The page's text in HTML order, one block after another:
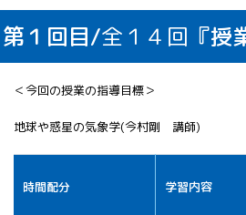
第１回目/全１４回 『授
＜今回の授業の指導目標＞
地球や惑星の気象学(今村剛 講師)
時間配分 学習内容